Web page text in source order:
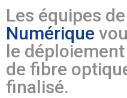
Les équipes de
Numérique
le
de fibre
finalisé.